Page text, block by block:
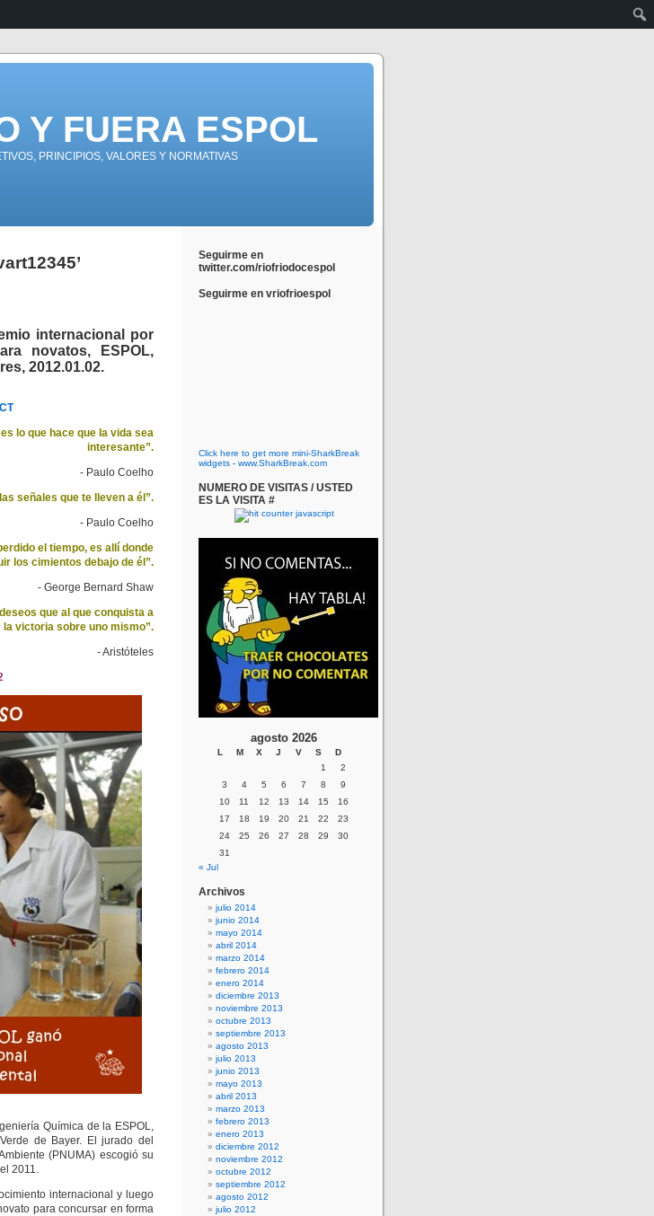
Y FUERA ESPOL
PRINCIPIOS, VALORES Y NORMATIVAS
internacional por
novatos, ESPOL,
2012.01.02.
lo que hace que la vida sea
interesante”.
- Paulo Coelho
señales que te lleven a él”.
- Paulo Coelho
el tiempo, es allí donde
los cimientos debajo de él”.
- George Bernard Shaw
que al que conquista a
victoria sobre uno mismo”.
- Aristóteles
Química de la ESPOL,
de Bayer. El jurado del
(PNUMA) escogió su
2011.
internacional y luego
para concursar en forma
Seguirme en
twitter.com/riofriodocespol
Seguirme en vriofrioespol
Click here to get more mini-SharkBreak
widgets - www.SharkBreak.com
NUMERO DE VISITAS / USTED
ES LA VISITA #
agosto 2026
L M X J V S
D
1
2
3
4 5 6 7 8
9
10
11 12 13 14 15
16
17
18 19 20 21 22
23
24
25 26 27 28 29
30
31
« Jul
Archivos
julio 2014
junio 2014
mayo 2014
abril 2014
marzo 2014
febrero 2014
enero 2014
diciembre 2013
noviembre 2013
octubre 2013
septiembre 2013
agosto 2013
julio 2013
junio 2013
mayo 2013
abril 2013
marzo 2013
febrero 2013
enero 2013
diciembre 2012
noviembre 2012
octubre 2012
septiembre 2012
agosto 2012
julio 2012